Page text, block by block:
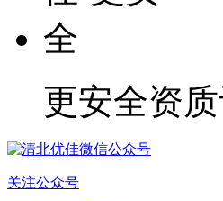
更安全资
关注公众号